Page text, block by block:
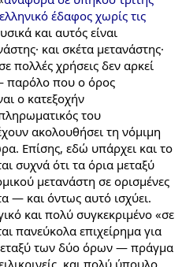
έδαφος χωρίς τις
και αυτός είναι
και σκέτα μετανάστης·
πολλές χρήσεις δεν αρκεί
παρόλο που ο όρος
ο κατεξοχήν
του
ακολουθήσει τη νόμιμη
Επίσης, εδώ υπάρχει και το
συχνά ότι τα όρια μεταξύ
μετανάστη σε ορισμένες
— και όντως αυτό ισχύει.
και πολύ συγκεκριμένο «σε
πανεύκολα επιχείρημα για
των δύο όρων — πράγμα
και πολύ ύπουλο.